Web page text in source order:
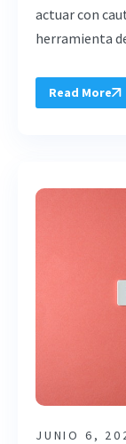
actuar con
herramienta
Read More
JUNIO 6,